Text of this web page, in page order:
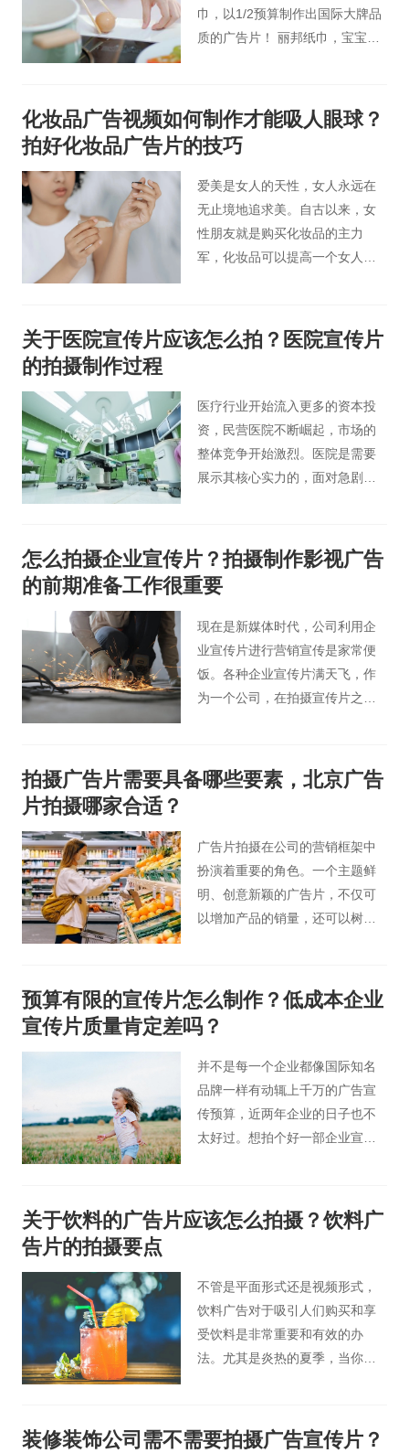
巾，以1/2预算制作出国际大牌品
质的广告片！ 丽邦纸巾，宝宝爱
化妆品广告视频如何制作才能吸人眼球？
拍好化妆品广告片的技巧
爱美是女人的天性，女人永远在
无止境地追求美。自古以来，女
性朋友就是购买化妆品的主力
军，化妆品可以提高一个女人的
众了解化妆品的重要作用，那么
如何拍摄制作化妆品广告视频才
关于医院宣传片应该怎么拍？医院宣传片
的拍摄制作过程
医疗行业开始流入更多的资本投
资，民营医院不断崛起，市场的
整体竞争开始激烈。医院是需要
展示其核心实力的，面对急剧变
片，对医院相关科室进行宣传和
叙述，那么你知道医院宣传片的
制作流程吗？接下来小编就和大
家聊一聊医院宣传片制作过程的
具体内容。
怎么拍摄企业宣传片？拍摄制作影视广告
的前期准备工作很重要
现在是新媒体时代，公司利用企
业宣传片进行营销宣传是家常便
饭。各种企业宣传片满天飞，作
为一个公司，在拍摄宣传片之前
拍好企业广告宣传片。
拍摄广告片需要具备哪些要素，北京广告
片拍摄哪家合适？
广告片拍摄在公司的营销框架中
扮演着重要的角色。一个主题鲜
明、创意新颖的广告片，不仅可
以增加产品的销量，还可以树立
人员为您分享广告片拍摄需要具
备的元素。
预算有限的宣传片怎么制作？低成本企业
宣传片质量肯定差吗？
并不是每一个企业都像国际知名
品牌一样有动辄上千万的广告宣
传预算，近两年企业的日子也不
太好过。想拍个好一部企业宣传
关于饮料的广告片应该怎么拍摄？饮料广
告片的拍摄要点
不管是平面形式还是视频形式，
饮料广告对于吸引人们购买和享
受饮料是非常重要和有效的办
法。尤其是炎热的夏季，当你看
立马享受这些饮料呢。
装修装饰公司需不需要拍摄广告宣传片？